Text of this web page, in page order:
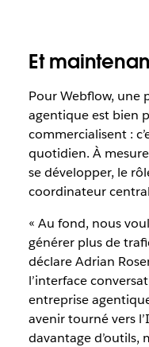
Et
Pour Webflow, une
agentique est bien
commercialisent :
quotidien. À
se développer, le
coordinateur
« Au fond, nous
générer plus de
déclare Adrian
l’interface
entreprise
avenir tourné vers
davantage d’outils,